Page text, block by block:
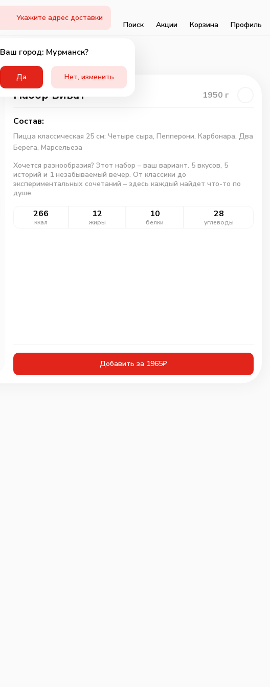
Укажите адрес доставки
Ваш город: Мурманск?
Да Нет, изменить
Поиск Акции Корзина Профиль
Набор Виват 1950 г
Состав:
Пицца классическая 25 см: Четыре сыра, Пепперони, Карбонара, Два
Берега, Марсельеза
Хочется разнообразия? Этот набор – ваш вариант. 5 вкусов, 5
историй и 1 незабываемый вечер. От классики до
экспериментальных сочетаний – здесь каждый найдет что-то по
душе.
266
ккал
12
жиры
10
белки
28
углеводы
Добавить за 1965₽